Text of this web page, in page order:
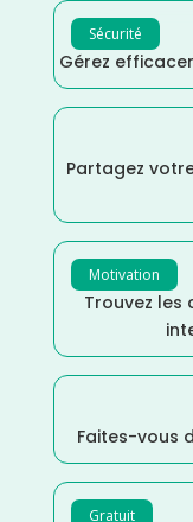
Sécurité
Gérez
Partagez
Motivation
Trouvez les
Faites-vous
Gratuit